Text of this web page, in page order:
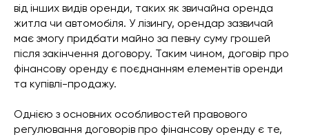
від інших видів оренди, таких як звичайна оренда
житла чи автомобіля. У лізингу, орендар зазвичай
має змогу придбати майно за певну суму грошей
після закінчення договору. Таким чином, договір про
фінансову оренду є поєднанням елементів оренди
та купівлі-продажу.
Однією з основних особливостей правового
регулювання договорів про фінансову оренду є те,